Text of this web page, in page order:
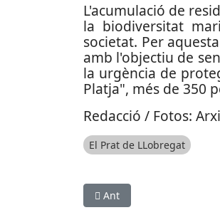
L'acumulació de
la biodiversitat
societat. Per
amb l'objectiu de
la urgència de
Platja", més de 350
Redacció / Fotos:
El Prat de LLobregat
Article anterior: S'inicien
Ant